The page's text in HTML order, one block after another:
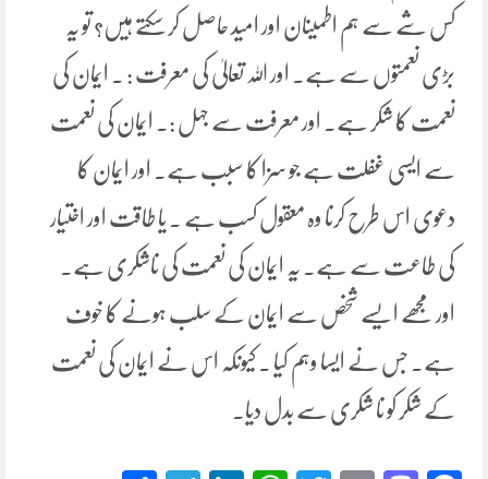
کس شے سے ہم اطمینان اور امید حاصل کر سکتے ہیں؟ تو یہ
بڑی نعمتوں سے ہے۔ اور اللہ تعالیٰ کی معرفت : ۔ ایمان کی
نعمت کا شکر ہے۔ اور معرفت سے جہل :۔ ایمان کی نعمت
سے ایسی غفلت ہے جو سزا کا سبب ہے۔ اور ایمان کا
دعوی اس طرح کرنا وہ معقول کسب ہے ۔ یا طاقت اور اختیار
کی طاعت سے ہے۔ یہ ایمان کی نعمت کی ناشکری ہے۔
اور مجھے ایسے شخص سے ایمان کے سلب ہونے کا خوف
ہے۔ جس نے ایسا وہم کیا ۔ کیونکہ اس نے ایمان کی نعمت
کے شکر کو نا شکری سے بدل دیا۔